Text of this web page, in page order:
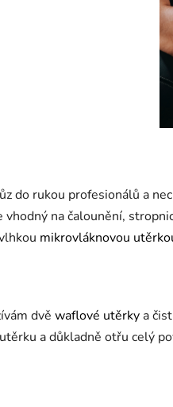
do rukou profesionálů a
vhodný na čalounění,
mikrovláknovou
dvě waflové utěrky a
a důkladně otřu celý